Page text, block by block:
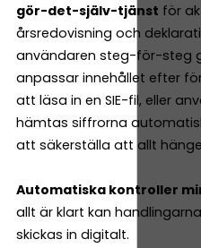
gör-det-själv-tjänst för
årsredovisning och
användaren steg-för-steg
anpassar innehållet efter
att läsa in en SIE-fil, eller
hämtas siffrorna
att säkerställa att allt
Automatiska kontroller
allt är klart kan
skickas in digitalt.